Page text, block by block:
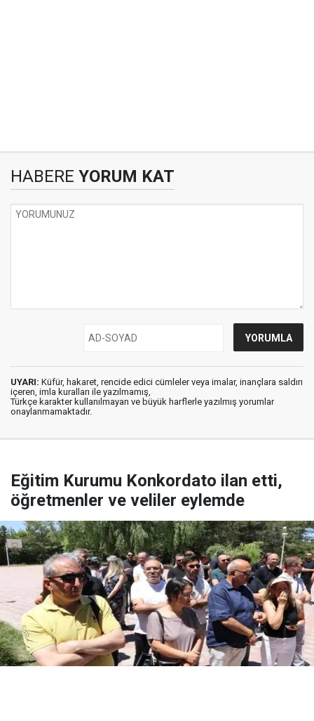
HABERE YORUM KAT
UYARI: Küfür, hakaret, rencide edici cümleler veya imalar, inançlara saldırı
içeren, imla kuralları ile yazılmamış,
Türkçe karakter kullanılmayan ve büyük harflerle yazılmış yorumlar
onaylanmamaktadır.
Eğitim Kurumu Konkordato ilan etti,
öğretmenler ve veliler eylemde